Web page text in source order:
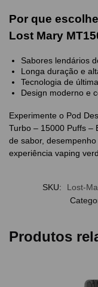
Por que
Lost Mary
Sabores lendários
Longa duração e
Tecnologia de
Design moderno e
Experimente o Pod
Turbo – 15000 Puffs –
de sabor,
experiência vaping
SKU:
Lost-
Produtos